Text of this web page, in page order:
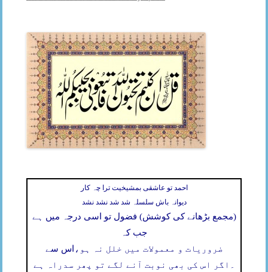
احمد تو عاشقی بمشیخیت ترا چہ کار
دیوانہ باش سلسلہ شد شد نشد نشد
(مجمع بڑھانے کی کوشش) فضول تو اسی درجہ میں ہے
جب کہ
اس سے ضروریات و معمولات میں خلل نہ ہو،
اگر اس کی بھی نوبت آنے لگے تو پھر سدراہ ہے ۔